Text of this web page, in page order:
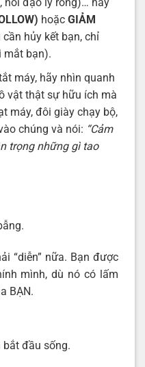
hoặc GIẢM
cần hủy kết bạn, chỉ
mắt bạn).
máy, hãy nhìn quanh
vật thật sự hữu ích mà
máy, đôi giày chạy bộ,
chúng và nói: “Cảm
trọng những gì tao
“diễn” nữa. Bạn được
mình, dù nó có lấm
BẠN.
bắt đầu sống.